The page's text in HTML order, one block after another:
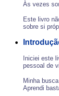
Às vezes
Este livro
sobre si
Iniciei este
pessoal de
Minha
Aprendi